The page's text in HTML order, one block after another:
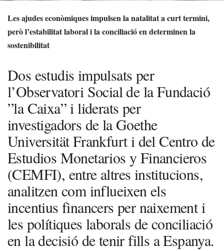
Les ajudes econòmiques impulsen la natalitat a curt termini,
però l’estabilitat laboral i la conciliació en determinen la
sostenibilitat
Dos estudis impulsats per
l’Observatori Social de la Fundació
”la Caixa” i liderats per
investigadors de la Goethe
Universität Frankfurt i del Centro de
Estudios Monetarios y Financieros
(CEMFI), entre altres institucions,
analitzen com influeixen els
incentius financers per naixement i
les polítiques laborals de conciliació
en la decisió de tenir fills a Espanya.